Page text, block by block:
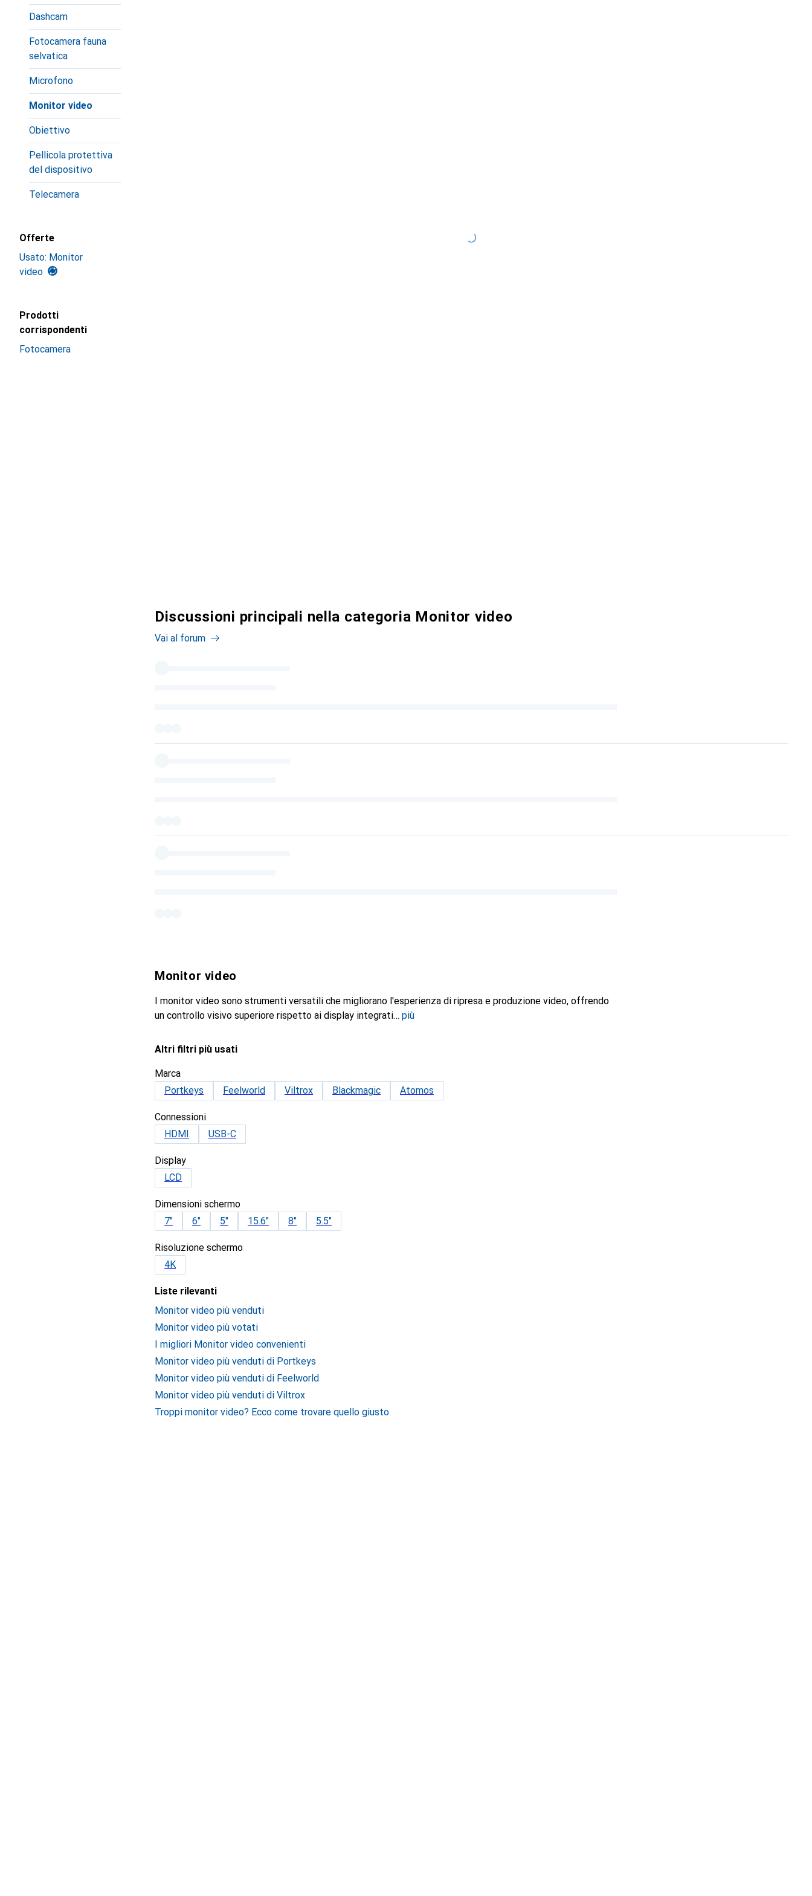
Dashcam
Fotocamera fauna
selvatica
Microfono
Monitor video
Obiettivo
Pellicola protettiva
del dispositivo
Telecamera
Offerte
Usato: Monitor
video
Prodotti
corrispondenti
Fotocamera
Discussioni principali nella categoria Monitor video
Vai al forum
Monitor video
I monitor video sono strumenti versatili che migliorano l'esperienza di ripresa e produzione video, offrendo
un controllo visivo superiore rispetto ai display integrati
più
Altri filtri più usati
Marca
Portkeys
Feelworld Viltrox Blackmagic Atomos
Connessioni
HDMI
USB-C
Display
LCD
Dimensioni schermo
7"
6" 5" 15.6" 8" 5.5"
Risoluzione schermo
4K
Liste rilevanti
Monitor video più venduti
Monitor video più votati
I migliori Monitor video convenienti
Monitor video più venduti di Portkeys
Monitor video più venduti di Feelworld
Monitor video più venduti di Viltrox
Troppi monitor video? Ecco come trovare quello giusto